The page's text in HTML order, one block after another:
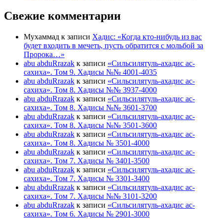
Свежие комментарии
Мухаммад к записи Хадис: «Когда кто-нибудь из вас
будет входить в мечеть, пусть обратится с мольбой за
Пророка…»
abu abduRrazak к записи «Сильсилятуль-ахадис ас-
сахиха». Том 9. Хадисы №№ 4001-4035
abu abduRrazak к записи «Сильсилятуль-ахадис ас-
сахиха». Том 8. Хадисы №№ 3937-4000
abu abduRrazak к записи «Сильсилятуль-ахадис ас-
сахиха». Том 8. Хадисы №№ 3601-3700
abu abduRrazak к записи «Сильсилятуль-ахадис ас-
сахиха». Том 8. Хадисы №№ 3501-3600
abu abduRrazak к записи «Сильсилятуль-ахадис ас-
сахиха». Том 8. Хадисы № 3501-4000
abu abduRrazak к записи «Сильсилятуль-ахадис ас-
сахиха». Том 7. Хадисы № 3401-3500
abu abduRrazak к записи «Сильсилятуль-ахадис ас-
сахиха». Том 7. Хадисы № 3301-3400
abu abduRrazak к записи «Сильсилятуль-ахадис ас-
сахиха». Том 7. Хадисы №№ 3101-3200
abu abduRrazak к записи «Сильсилятуль-ахадис ас-
сахиха». Том 6. Хадисы № 2901-3000